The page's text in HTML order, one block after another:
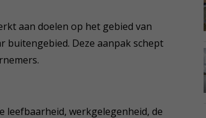
aan doelen op het gebied van
Deze aanpak schept
leefbaarheid, werkgelegenheid, de